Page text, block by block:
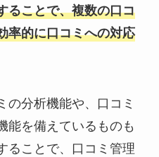
ることで、複数の口コ
率的に口コミへの対応
の分析機能や、口コミ
能を備えているものも
ることで、口コミ管理